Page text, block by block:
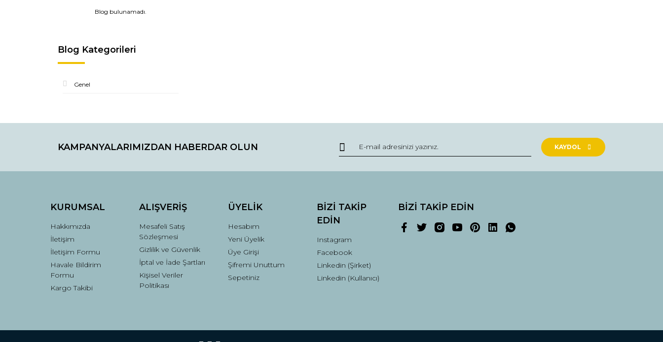
Blog bulunamadı.
Blog Kategorileri
Genel
KAMPANYALARIMIZDAN HABERDAR OLUN KAYDOL
KURUMSAL
Hakkımızda
İletişim
İletişim Formu
Havale Bildirim
Formu
Kargo Takibi
ALIŞVERİŞ
Mesafeli Satış
Sözleşmesi
Gizlilik ve Güvenlik
İptal ve İade Şartları
Kişisel Veriler
Politikası
ÜYELİK
Hesabım
Yeni Üyelik
Üye Girişi
Şifremi Unuttum
Sepetiniz
BİZİ TAKİP
EDİN
Instagram
Facebook
Linkedin (Şirket)
Linkedin (Kullanıcı)
BİZİ TAKİP EDİN